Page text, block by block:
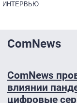
ИНТЕРВЬЮ
ComNews
ComNews
влиянии
цифровые